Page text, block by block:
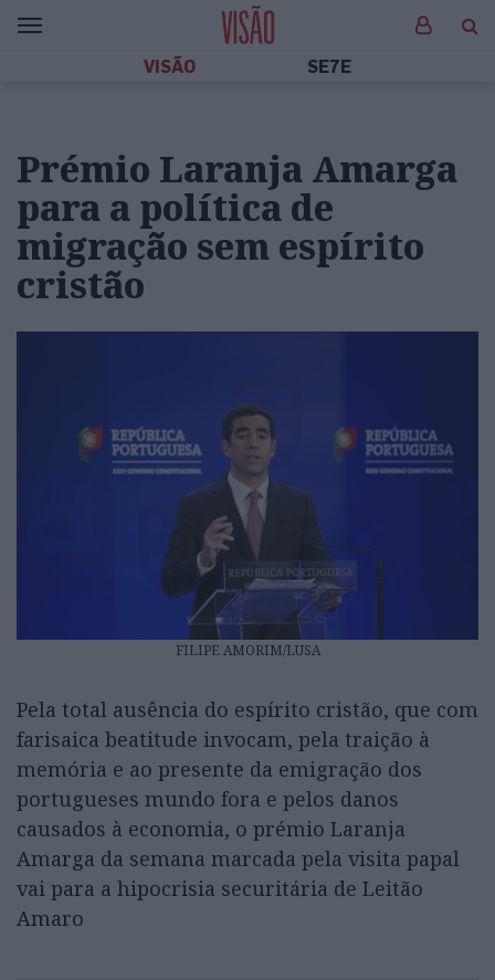
VISÃO SE7E
Prémio Laranja Amarga
para a política de
migração sem espírito
cristão
FILIPE AMORIM/LUSA
Pela total ausência do espírito cristão, que com
farisaica beatitude invocam, pela traição à
memória e ao presente da emigração dos
portugueses mundo fora e pelos danos
causados à economia, o prémio Laranja
Amarga da semana marcada pela visita papal
vai para a hipocrisia securitária de Leitão
Amaro